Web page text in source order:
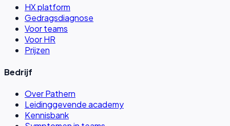
HX platform
Gedragsdiagnose
Voor teams
Voor HR
Prijzen
Bedrijf
Over Pathern
Leidinggevende academy
Kennisbank